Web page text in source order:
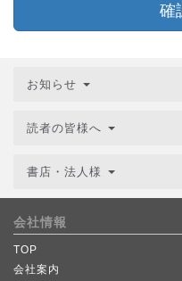
確
お知らせ
読者の皆様へ
書店・法人様
会社情報
TOP
会社案内